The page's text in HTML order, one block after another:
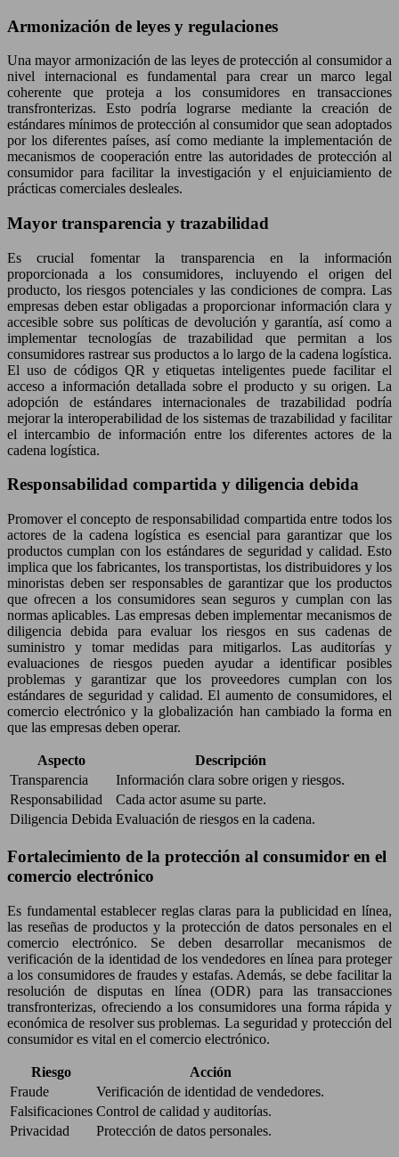
Armonización de leyes y regulaciones
Una mayor armonización de las leyes de protección al consumidor a
nivel internacional es fundamental para crear un marco legal
coherente que proteja a los consumidores en transacciones
transfronterizas. Esto podría lograrse mediante la creación de
estándares mínimos de protección al consumidor que sean adoptados
por los diferentes países, así como mediante la implementación de
mecanismos de cooperación entre las autoridades de protección al
consumidor para facilitar la investigación y el enjuiciamiento de
prácticas comerciales desleales.
Mayor transparencia y trazabilidad
Es crucial fomentar la transparencia en la información
proporcionada a los consumidores, incluyendo el origen del
producto, los riesgos potenciales y las condiciones de compra. Las
empresas deben estar obligadas a proporcionar información clara y
accesible sobre sus políticas de devolución y garantía, así como a
implementar tecnologías de trazabilidad que permitan a los
consumidores rastrear sus productos a lo largo de la cadena logística.
El uso de códigos QR y etiquetas inteligentes puede facilitar el
acceso a información detallada sobre el producto y su origen. La
adopción de estándares internacionales de trazabilidad podría
mejorar la interoperabilidad de los sistemas de trazabilidad y facilitar
el intercambio de información entre los diferentes actores de la
cadena logística.
Responsabilidad compartida y diligencia debida
Promover el concepto de responsabilidad compartida entre todos los
actores de la cadena logística es esencial para garantizar que los
productos cumplan con los estándares de seguridad y calidad. Esto
implica que los fabricantes, los transportistas, los distribuidores y los
minoristas deben ser responsables de garantizar que los productos
que ofrecen a los consumidores sean seguros y cumplan con las
normas aplicables. Las empresas deben implementar mecanismos de
diligencia debida para evaluar los riesgos en sus cadenas de
suministro y tomar medidas para mitigarlos. Las auditorías y
evaluaciones de riesgos pueden ayudar a identificar posibles
problemas y garantizar que los proveedores cumplan con los
estándares de seguridad y calidad. El aumento de consumidores, el
comercio electrónico y la globalización han cambiado la forma en
que las empresas deben operar.
Aspecto
Descripción
Transparencia
Información clara sobre origen y riesgos.
Responsabilidad
Cada actor asume su parte.
Diligencia Debida Evaluación de riesgos en la cadena.
Fortalecimiento de la protección al consumidor en el
comercio electrónico
Es fundamental establecer reglas claras para la publicidad en línea,
las reseñas de productos y la protección de datos personales en el
comercio electrónico. Se deben desarrollar mecanismos de
verificación de la identidad de los vendedores en línea para proteger
a los consumidores de fraudes y estafas. Además, se debe facilitar la
resolución de disputas en línea (ODR) para las transacciones
transfronterizas, ofreciendo a los consumidores una forma rápida y
económica de resolver sus problemas. La seguridad y protección del
consumidor es vital en el comercio electrónico.
Riesgo
Acción
Fraude
Verificación de identidad de vendedores.
Falsificaciones Control de calidad y auditorías.
Privacidad
Protección de datos personales.